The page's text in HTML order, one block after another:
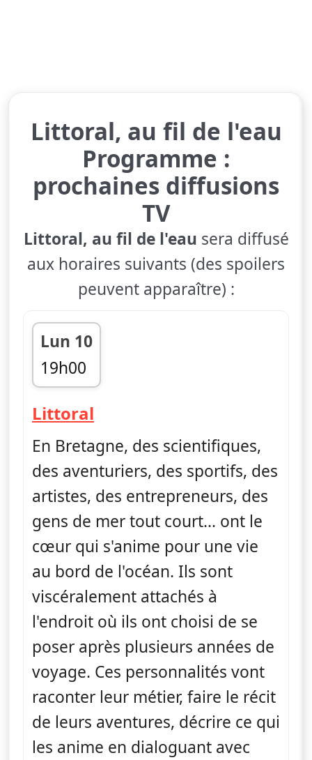
Littoral, au fil de l'eau
Programme :
prochaines diffusions
TV
Littoral, au fil de l'eau sera diffusé
aux horaires suivants (des spoilers
peuvent apparaître) :
Lun 10
19h00
fin 19h06
Littoral
En Bretagne, des scientifiques,
des aventuriers, des sportifs, des
artistes, des entrepreneurs, des
gens de mer tout court… ont le
cœur qui s'anime pour une vie
au bord de l'océan. Ils sont
viscéralement attachés à
l'endroit où ils ont choisi de se
poser après plusieurs années de
voyage. Ces personnalités vont
raconter leur métier, faire le récit
de leurs aventures, décrire ce qui
les anime en dialoguant avec